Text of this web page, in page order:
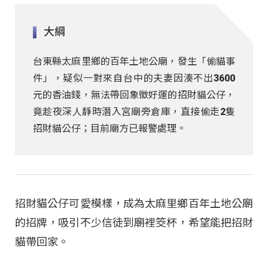
大綱
台東縣太麻里鄉的百年土地公廟，發生「偷貓事
件」，疑似一對來自台中的夫妻因湊不出3600
元的香油錢，無法帶回象徵好運的招財貓公仔，
竟趁夜深人靜時潛入宮廟旁倉庫，直接偷走2隻
招財貓公仔；目前廟方已報警處理。
招財貓公仔可愛模樣，成為太麻里鄉百年土地公廟
的招牌，吸引不少信徒到廟裡筊杯，希望能把招財
貓帶回家。